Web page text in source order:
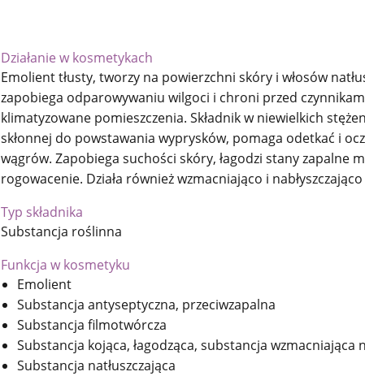
Działanie w kosmetykach
Emolient tłusty, tworzy na powierzchni skóry i włosów
zapobiega odparowywaniu wilgoci i chroni przed
klimatyzowane pomieszczenia. Składnik w niewielkich
skłonnej do powstawania wyprysków, pomaga odetkać i
wągrów. Zapobiega suchości skóry, łagodzi stany zapalne
rogowacenie. Działa również wzmacniająco i nabłyszczająco
Typ składnika
Substancja roślinna
Funkcja w kosmetyku
Emolient
Substancja antyseptyczna, przeciwzapalna
Substancja filmotwórcza
Substancja kojąca, łagodząca, substancja wzmacniająca
Substancja natłuszczająca